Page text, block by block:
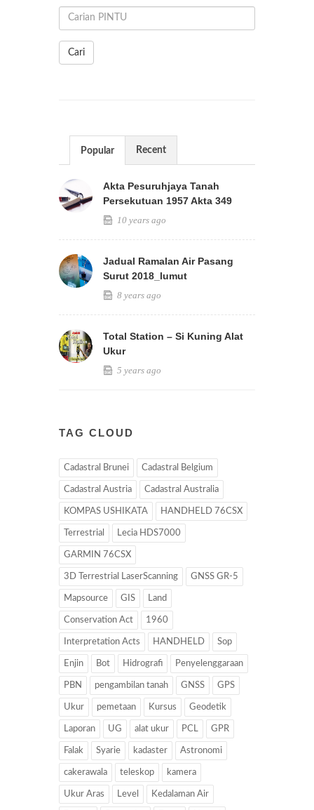
Cari
Popular Recent
Akta Pesuruhjaya Tanah
Persekutuan 1957 Akta 349
10 years ago
Jadual Ramalan Air Pasang
Surut 2018_lumut
8 years ago
Total Station – Si Kuning Alat
Ukur
5 years ago
TAG CLOUD
Cadastral Brunei Cadastral Belgium
Cadastral Austria Cadastral Australia
KOMPAS USHIKATA HANDHELD 76CSX
Terrestrial Lecia HDS7000
GARMIN 76CSX
3D Terrestrial LaserScanning GNSS GR-5
Mapsource GIS Land
Conservation Act 1960
Interpretation Acts HANDHELD Sop
Enjin Bot Hidrografi Penyelenggaraan
PBN pengambilan tanah GNSS GPS
Ukur pemetaan Kursus Geodetik
Laporan UG alat ukur PCL GPR
Falak Syarie kadaster Astronomi
cakerawala teleskop kamera
Ukur Aras Level Kedalaman Air